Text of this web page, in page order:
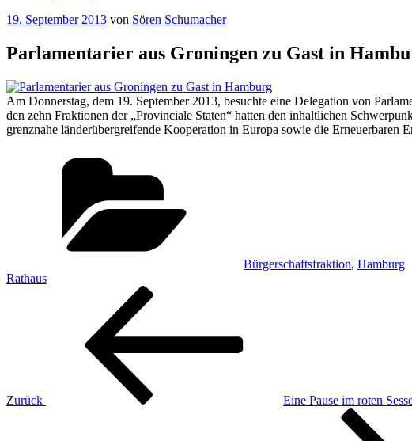
Veröffentlicht
19. September 2013 von Sören Schumacher
Parlamentarier aus Groningen zu Gast in
Am Donnerstag, dem 19. September 2013, besuchte eine Delegation von
den zehn Fraktionen der „Provinciale Staten“ hatten den inhaltlichen
grenznahe länderübergreifende Kooperation in Europa sowie die Erneuerbaren
Bürgerschaftsfraktion, Hamburg
Rathaus
Beitragsnavigation
Zurück
Eine Pause im roten